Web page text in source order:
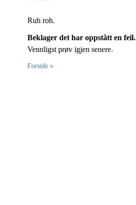
Ruh roh.
Beklager det har oppstått en feil.
Vennligst prøv igjen senere.
Forside »